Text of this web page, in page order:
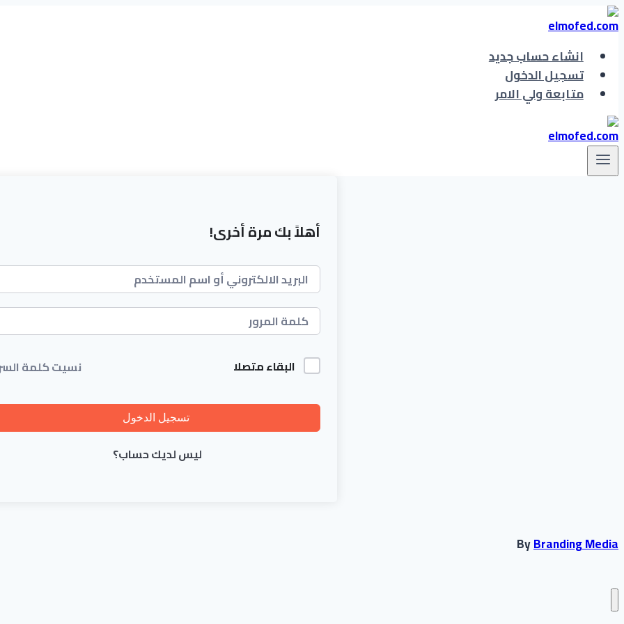
التجاوز
إلى
المحتوىانشاء حساب جديد
تسجيل الدخول
متابعة ولي الامر
أهلاً بك مرة أخرى!
البقاء متصلا نسيت كلمة
تسجيل الدخول
ليس لديك حساب؟
ByBranding Media